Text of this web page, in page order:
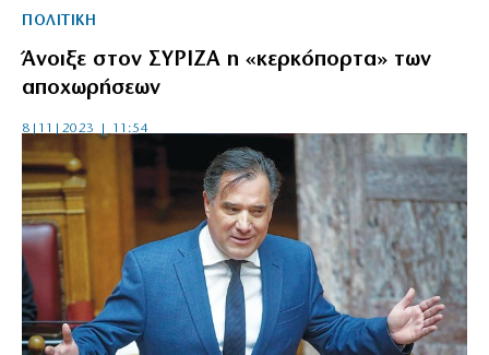
ΠΟΛΙΤΙΚΗ
Άνοιξε στον ΣΥΡΙΖΑ η «κερκόπορτα» των
αποχωρήσεων
8|11|2023 | 11:54